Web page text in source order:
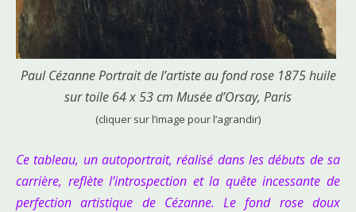
Paul Cézanne Portrait de l’artiste au fond rose 1875 huile
sur toile 64 x 53 cm Musée d’Orsay, Paris
(cliquer sur l’image pour l’agrandir)
Ce tableau, un autoportrait, réalisé dans les débuts de sa
carrière, reflète l’introspection et la quête incessante de
perfection artistique de Cézanne. Le fond rose doux